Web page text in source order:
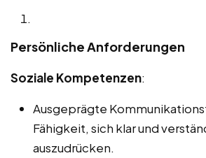
Persönliche Anforderungen
Soziale Kompetenzen:
Ausgeprägte
Fähigkeit, sich klar und
auszudrücken.